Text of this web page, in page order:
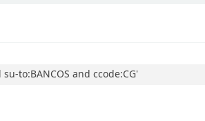
to:BANCOS and ccode:CG'